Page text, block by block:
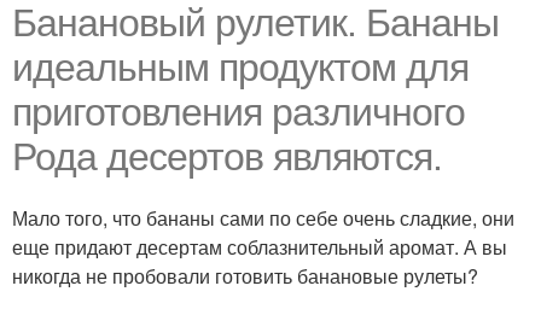
Банановый рулетик. Бананы
идеальным продуктом для
приготовления различного
Рода десертов являются.
Мало того, что бананы сами по себе очень сладкие, они
еще придают десертам соблазнительный аромат. А вы
никогда не пробовали готовить банановые рулеты?